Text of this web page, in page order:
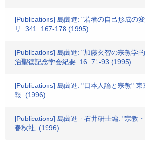
[Publications] 島薗進: "若者の自己形成の
リ. 341. 167-178 (1995)
[Publications] 島薗進: "加藤玄智の宗教学
治聖徳記念学会紀要. 16. 71-93 (1995)
[Publications] 島薗進: "日本人論と宗教" 東
報. (1996)
[Publications] 島薗進・石井研士編: "宗教
春秋社, (1996)